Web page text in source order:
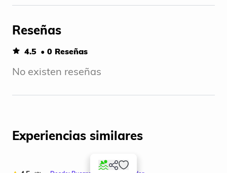
Reseñas
4.5 • 0 Reseñas
No existen reseñas
Experiencias similares